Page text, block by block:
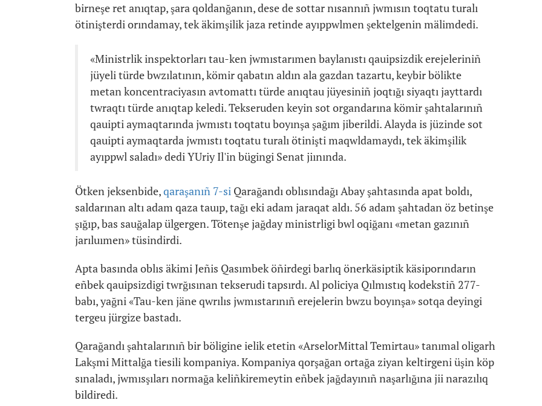
birneşe ret anıqtap, şara qoldanğanın, dese de sottar nısannıñ jwmısın toqtatu turalı
ötinişterdi orındamay, tek äkimşilik jaza retinde ayıppwlmen şektelgenin mälimdedi.
«Ministrlik inspektorları tau-ken jwmıstarımen baylanıstı qauipsizdik erejeleriniñ
jüyeli türde bwzılatının, kömir qabatın aldın ala gazdan tazartu, keybir bölikte
metan koncentraciyasın avtomattı türde anıqtau jüyesiniñ joqtığı siyaqtı jayttardı
twraqtı türde anıqtap keledi. Tekseruden keyin sot organdarına kömir şahtalarınıñ
qauipti aymaqtarında jwmıstı toqtatu boyınşa şağım jiberildi. Alayda is jüzinde sot
qauipti aymaqtarda jwmıstı toqtatu turalı ötinişti maqwldamaydı, tek äkimşilik
ayıppwl saladı» dedi YUriy Il'in bügingi Senat jiınında.
Ötken jeksenbide,qaraşanıñ 7-siQarağandı oblısındağı Abay şahtasında apat boldı,
saldarınan altı adam qaza tauıp, tağı eki adam jaraqat aldı. 56 adam şahtadan öz betinşe
şığıp, bas sauğalap ülgergen. Tötenşe jağday ministrligi bwl oqiğanı «metan gazınıñ
jarıluımen» tüsindirdi.
Apta basında oblıs äkimi Jeñis Qasımbek öñirdegi barlıq önerkäsiptik käsiporındarın
eñbek qauipsizdigi twrğısınan tekserudi tapsırdı. Al policiya Qılmıstıq kodekstiñ 277-
babı, yağni «Tau-ken jäne qwrılıs jwmıstarınıñ erejelerin bwzu boyınşa» sotqa deyingi
tergeu jürgize bastadı.
Qarağandı şahtalarınıñ bir böligine ielik etetin «ArselorMittal Temirtau» tanımal oligarh
Lakşmi Mittalğa tiesili kompaniya. Kompaniya qorşağan ortağa ziyan keltirgeni üşin köp
sınaladı, jwmısşıları normağa keliñkiremeytin eñbek jağdayınıñ naşarlığına jii narazılıq
bildiredi.